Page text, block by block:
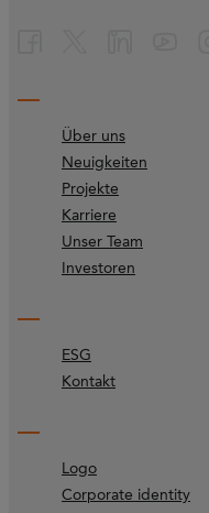
Über uns
Neuigkeiten
Projekte
Karriere
Unser Team
Investoren
ESG
Kontakt
Logo
Corporate identity